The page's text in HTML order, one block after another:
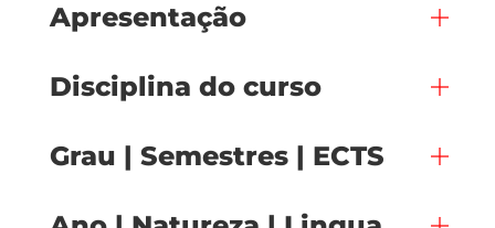
Apresentação
Disciplina do curso
Grau | Semestres | ECTS